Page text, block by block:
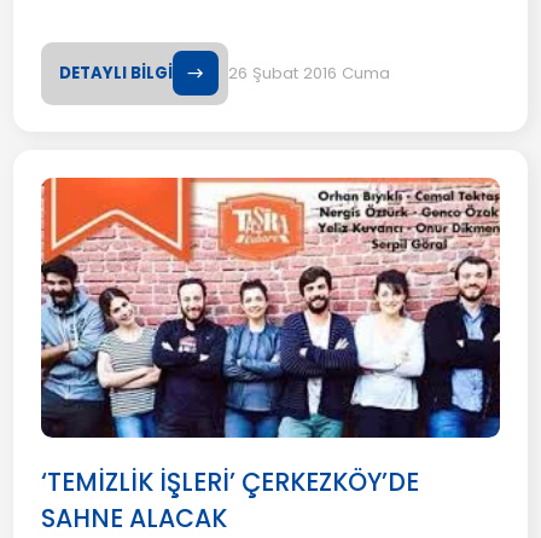
DETAYLI BİLGİ 26 Şubat 2016 Cuma
‘TEMİZLİK İŞLERİ’ ÇERKEZKÖY’DE
SAHNE ALACAK